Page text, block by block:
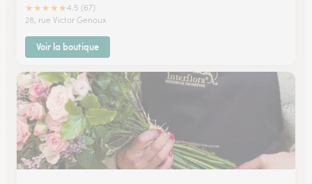
★★★★★4.5 (67)
28, rue Victor Genoux
Voir la boutique